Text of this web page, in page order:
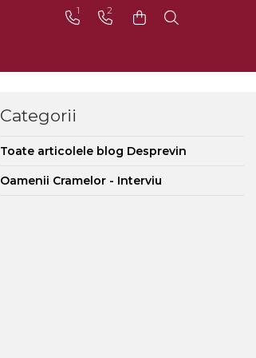
1 2
Categorii
Toate articolele blog Desprevin
Oamenii Cramelor - Interviu